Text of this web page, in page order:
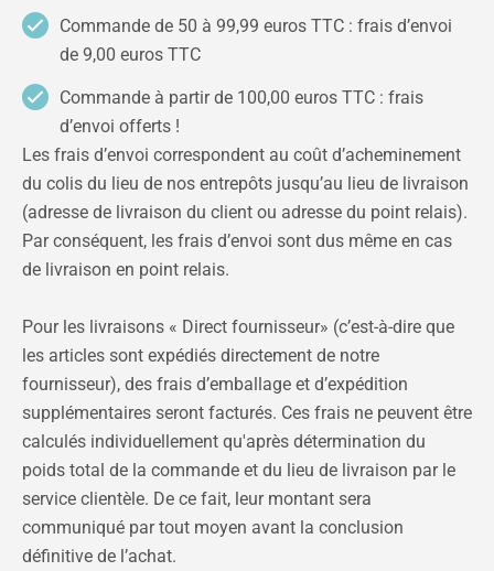
Commande de 50 à 99,99 euros TTC : frais d’envoi
de 9,00 euros TTC
Commande à partir de 100,00 euros TTC : frais
d’envoi offerts !
Les frais d’envoi correspondent au coût d’acheminement
du colis du lieu de nos entrepôts jusqu’au lieu de livraison
(adresse de livraison du client ou adresse du point relais).
Par conséquent, les frais d’envoi sont dus même en cas
de livraison en point relais.
Pour les livraisons « Direct fournisseur» (c’est-à-dire que
les articles sont expédiés directement de notre
fournisseur), des frais d’emballage et d’expédition
supplémentaires seront facturés. Ces frais ne peuvent être
calculés individuellement qu'après détermination du
poids total de la commande et du lieu de livraison par le
service clientèle. De ce fait, leur montant sera
communiqué par tout moyen avant la conclusion
définitive de l’achat.